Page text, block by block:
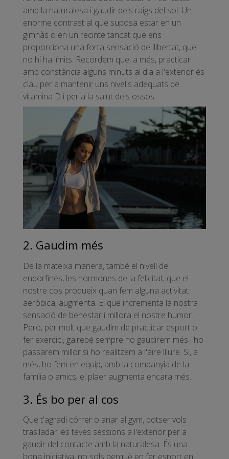
amb la naturalesa i gaudir dels raigs del sol. Un
enorme contrast al que suposa estar en un
gimnàs o en un recinte tancat que ens
proporciona una forta sensació de llibertat, que
no hi ha límits. Recordem que, a més, practicar
amb constància alguns minuts al dia a l'exterior és
clau per a mantenir uns nivells adequats de
vitamina D i per a la salut dels ossos.
2. Gaudim més
De la mateixa manera, també el nivell de
endorfines, les hormones de la felicitat, que el
nostre cos produeix quan fem alguna activitat
aeròbica, augmenta. El que incrementa la nostra
sensació de benestar i millora el nostre humor.
Però, per molt que gaudim de practicar esport o
fer exercici, gairebé sempre ho gaudirem més i ho
passarem millor si ho realitzem a l'aire lliure. Si, a
més, ho fem en equip, amb la companyia de la
família o amics, el plaer augmenta encara més.
3. És bo per al cos
Que t'agradi córrer o anar al gym, potser vols
traslladar les teves sessions a l'exterior per a
gaudir del contacte amb la naturalesa. És una
bona iniciativa, no sols perquè en fer esport en